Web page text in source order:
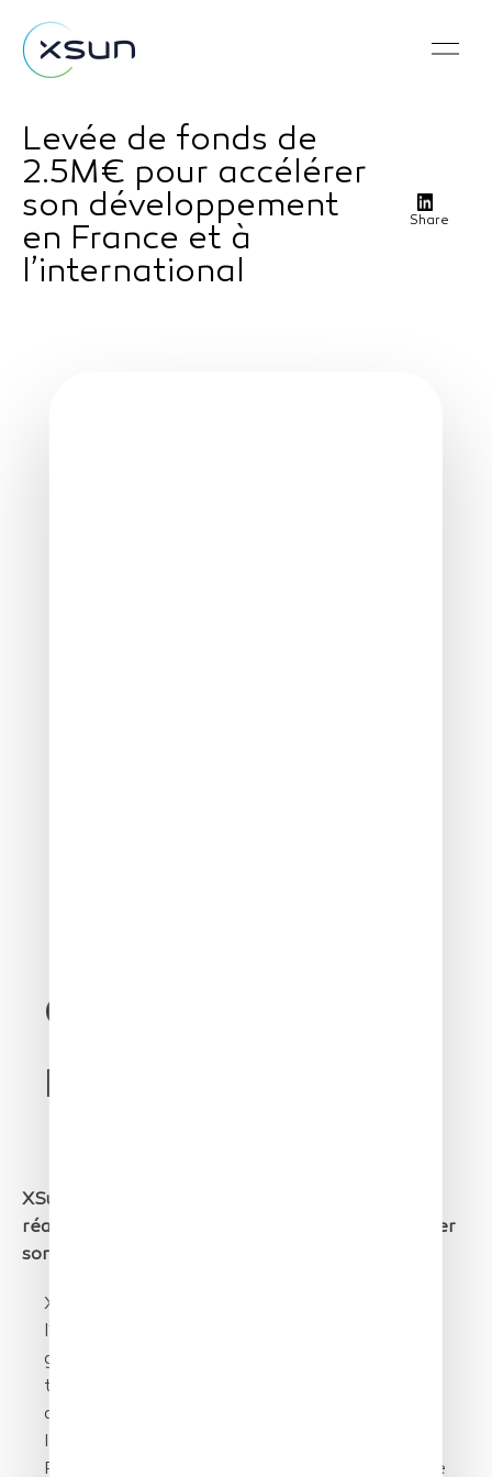
Levée de fonds de
2.5M€ pour accélérer
son développement
en France et à
l’international
Share
Communiqué de
presse
XSun conclut une année 2021 riche en succès et
réalise une levée de fonds de 2.5M€ pour accélérer
son développement en France et à l’international
XSun, lauréat du Conseil européen de
l’Innovation (CEI), qui développe une nouvelle
génération de drones baptisés SolarXOne, a
terminé avec succès un tour de table auprès
des fonds régionaux Atlantique Vendée
Innovation (AVI)* et Pays de la Loire
Participations (PLP)*. Grâce à l’EIC, cela porte le